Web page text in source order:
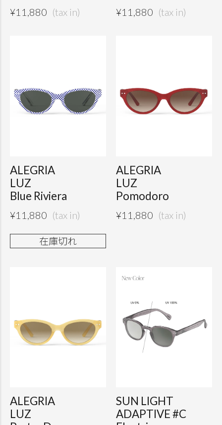
¥11,880 ¥11,880
ALEGRIA
LUZ
Blue Riviera
¥11,880
在庫切れ
ALEGRIA
LUZ
Pomodoro
¥11,880
ALEGRIA
LUZ
SUN LIGHT
ADAPTIVE #C